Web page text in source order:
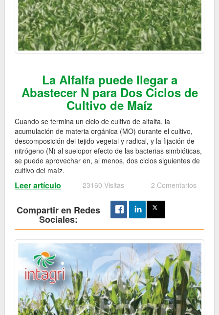
La Alfalfa puede llegar a
Abastecer N para Dos Ciclos de
Cultivo de Maíz
Cuando se termina un ciclo de cultivo de alfalfa, la
acumulación de materia orgánica (MO) durante el cultivo,
descomposición del tejido vegetal y radical, y la fijación de
nitrógeno (N) al suelopor efecto de las bacterias simbióticas,
se puede aprovechar en, al menos, dos ciclos siguientes de
cultivo del maíz.
Leer artículo 23160 Visitas 2 Comentarios
Compartir en Redes
Sociales: